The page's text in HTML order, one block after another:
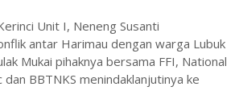
Unit I, Neneng Susanti
antar Harimau dengan warga Lubuk
Mukai pihaknya bersama FFI, National
BBTNKS menindaklanjutinya ke